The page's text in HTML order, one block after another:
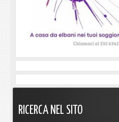
RICERCA NEL SITO